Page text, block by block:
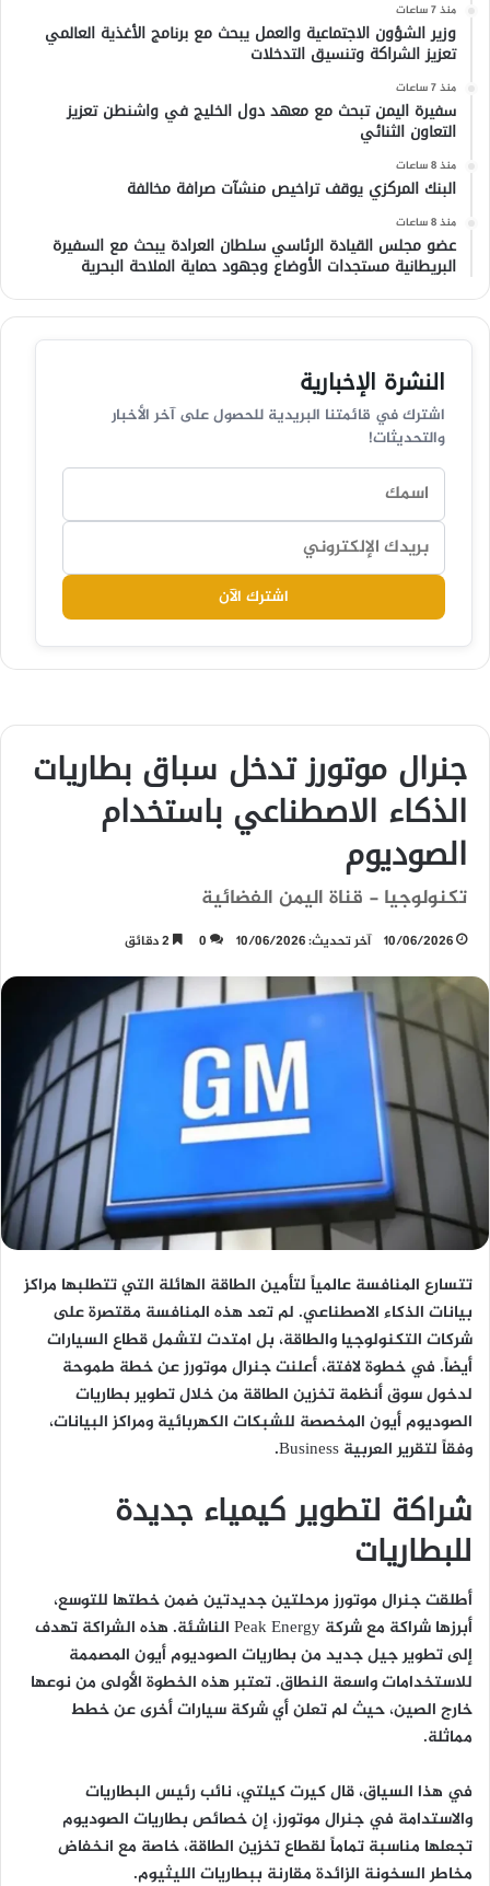
منذ 7 ساعات
وزير الشؤون الاجتماعية والعمل يبحث مع برنامج الأغذية العالمي
تعزيز الشراكة وتنسيق التدخلات
منذ 7 ساعات
سفيرة اليمن تبحث مع معهد دول الخليج في واشنطن تعزيز
التعاون الثنائي
منذ 8 ساعات
البنك المركزي يوقف تراخيص منشآت صرافة مخالفة
منذ 8 ساعات
عضو مجلس القيادة الرئاسي سلطان العرادة يبحث مع السفيرة
البريطانية مستجدات الأوضاع وجهود حماية الملاحة البحرية
النشرة الإخبارية
اشترك في قائمتنا البريدية للحصول على آخر الأخبار
والتحديثات!
اشترك الآن